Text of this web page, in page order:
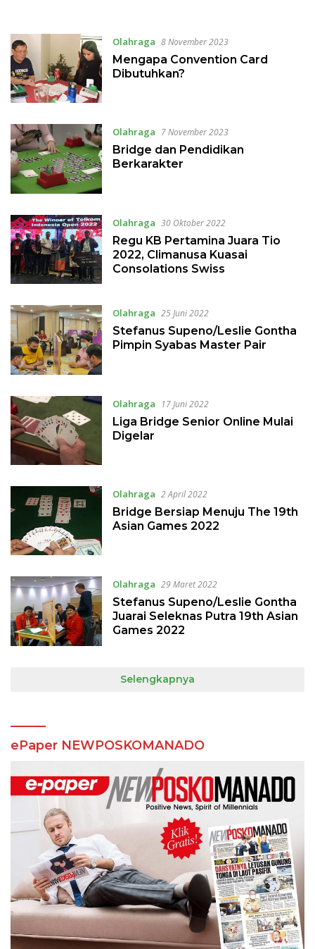
Olahraga 8 November 2023
Mengapa Convention Card
Dibutuhkan?
Olahraga 7 November 2023
Bridge dan Pendidikan
Berkarakter
Olahraga 30 Oktober 2022
Regu KB Pertamina Juara Tio
2022, Climanusa Kuasai
Consolations Swiss
Olahraga 25 Juni 2022
Stefanus Supeno/Leslie Gontha
Pimpin Syabas Master Pair
Olahraga 17 Juni 2022
Liga Bridge Senior Online Mulai
Digelar
Olahraga 2 April 2022
Bridge Bersiap Menuju The 19th
Asian Games 2022
Olahraga 29 Maret 2022
Stefanus Supeno/Leslie Gontha
Juarai Seleknas Putra 19th Asian
Games 2022
Selengkapnya
ePaper NEWPOSKOMANADO